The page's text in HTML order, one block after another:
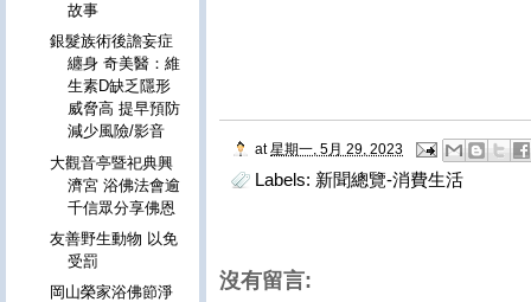
at 星期一, 5月 29, 2023
Labels: 新聞總覽-消費生活
沒有留言:
故事
銀髮族術後譫妄症
纏身 奇美醫：維
生素D缺乏隱形
威脅高 提早預防
減少風險/影音
大觀音亭暨祀典興
濟宮 浴佛法會逾
千信眾分享佛恩
友善野生動物 以免
受罰
岡山榮家浴佛節淨